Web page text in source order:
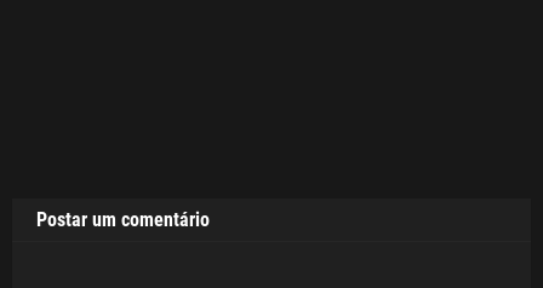
Postar um comentário